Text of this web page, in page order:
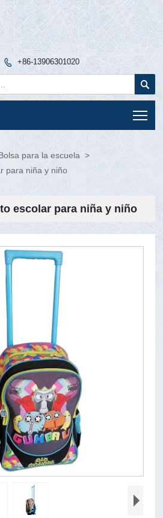
 +86-13906301020

para la escuela >
para niña y niño
escolar para niña y niño